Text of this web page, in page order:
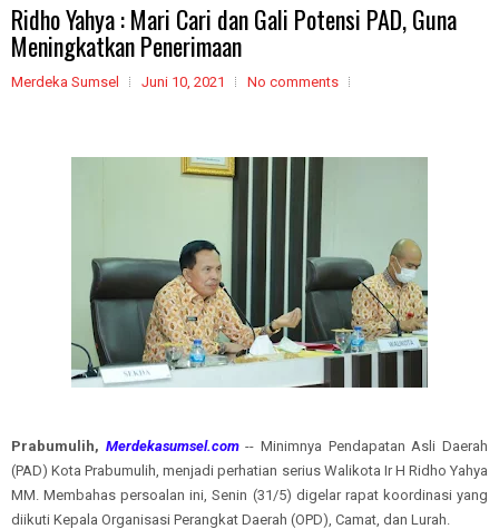
Ridho Yahya : Mari Cari dan Gali Potensi PAD, Guna
Meningkatkan Penerimaan
Merdeka Sumsel Juni 10, 2021 No comments
Prabumulih, Merdekasumsel.com-- Minimnya Pendapatan Asli Daerah
(PAD) Kota Prabumulih, menjadi perhatian serius Walikota Ir H Ridho Yahya
MM. Membahas persoalan ini, Senin (31/5) digelar rapat koordinasi yang
diikuti Kepala Organisasi Perangkat Daerah (OPD), Camat, dan Lurah.